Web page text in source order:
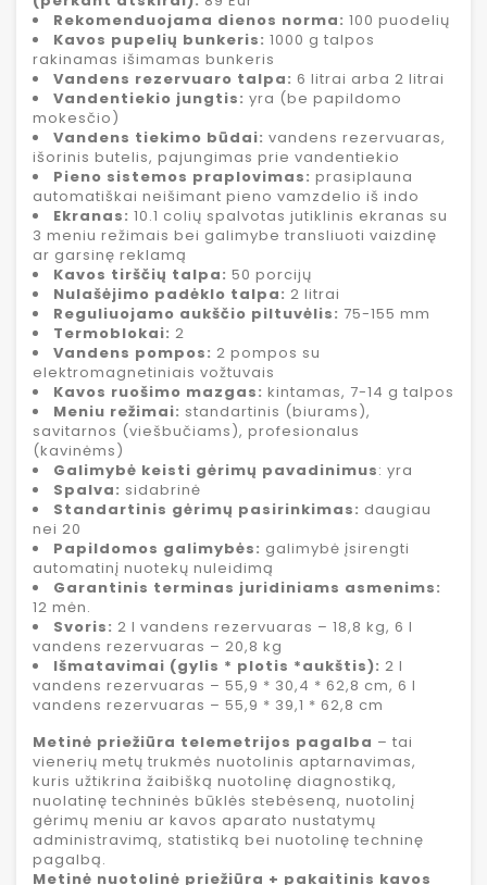
Rekomenduojama dienos norma: 100 puodelių
Kavos pupelių bunkeris: 1000 g talpos
rakinamas išimamas bunkeris
Vandens rezervuaro talpa: 6 litrai arba 2 litrai
Vandentiekio jungtis: yra (be papildomo
mokesčio)
Vandens tiekimo būdai: vandens rezervuaras,
išorinis butelis, pajungimas prie vandentiekio
Pieno sistemos praplovimas: prasiplauna
automatiškai neišimant pieno vamzdelio iš indo
Ekranas: 10.1 colių spalvotas jutiklinis ekranas su
3 meniu režimais bei galimybe transliuoti vaizdinę
ar garsinę reklamą
Kavos tirščių talpa: 50 porcijų
Nulašėjimo padėklo talpa: 2 litrai
Reguliuojamo aukščio piltuvėlis: 75-155 mm
Termoblokai: 2
Vandens pompos: 2 pompos su
elektromagnetiniais vožtuvais
Kavos ruošimo mazgas: kintamas, 7-14 g talpos
Meniu režimai: standartinis (biurams),
savitarnos (viešbučiams), profesionalus
(kavinėms)
Galimybė keisti gėrimų pavadinimus: yra
Spalva: sidabrinė
Standartinis gėrimų pasirinkimas: daugiau
nei 20
Papildomos galimybės: galimybė įsirengti
automatinį nuotekų nuleidimą
Garantinis terminas juridiniams asmenims:
12 mėn.
Svoris: 2 l vandens rezervuaras – 18,8 kg, 6 l
vandens rezervuaras – 20,8 kg
Išmatavimai (gylis * plotis *aukštis): 2 l
vandens rezervuaras – 55,9 * 30,4 * 62,8 cm, 6 l
vandens rezervuaras – 55,9 * 39,1 * 62,8 cm
Metinė priežiūra telemetrijos pagalba – tai
vienerių metų trukmės nuotolinis aptarnavimas,
kuris užtikrina žaibišką nuotolinę diagnostiką,
nuolatinę techninės būklės stebėseną, nuotolinį
gėrimų meniu ar kavos aparato nustatymų
administravimą, statistiką bei nuotolinę techninę
pagalbą.
Metinė nuotolinė priežiūra + pakaitinis kavos